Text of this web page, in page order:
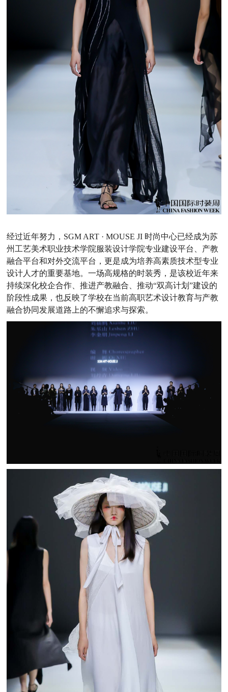
经过近年努力， SGM ART · MOUSE JI 时尚中心已经成为苏
州工艺美术职业技术学院服装设计学院专业建设平台、产教
融合平台和对外交流平台，更是成为培养高素质技术型专业
设计人才的重要基地。一场高规格的时装秀，是该校近年来
持续深化校企合作、推进产教融合、推动“双高计划”建设的
阶段性成果，也反映了学校在当前高职艺术设计教育与产教
融合协同发展道路上的不懈追求与探索。